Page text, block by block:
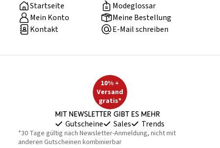
Startseite
Modeglossar
Mein Konto
Meine Bestellung
Kontakt
E-Mail schreiben
10% +
Versand
gratis*
Mit Newsletter gibt es mehr
Gutscheine Sales Trends
*30 Tage gültig nach Newsletter-Anmeldung, nicht mit
anderen Gutscheinen kombinierbar